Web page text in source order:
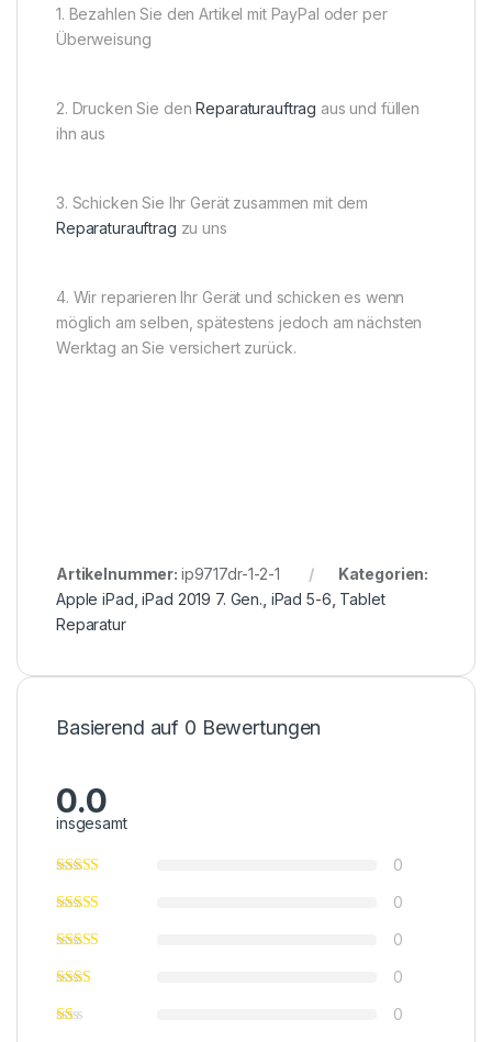
1. Bezahlen Sie den Artikel mit PayPal oder per
Überweisung
2. Drucken Sie denReparaturauftrag aus und füllen
ihn aus
3. Schicken Sie Ihr Gerät zusammen mit dem
Reparaturauftrag zu uns
4. Wir reparieren Ihr Gerät und schicken es wenn
möglich am selben, spätestens jedoch am nächsten
Werktag an Sie versichert zurück.
Artikelnummer: ip9717dr-1-2-1
Kategorien:
Apple iPad ,iPad 2019 7. Gen. iPad 5-6 Tablet
Reparatur
Basierend auf 0 Bewertungen
0.0
insgesamt
0
0
0
0
0